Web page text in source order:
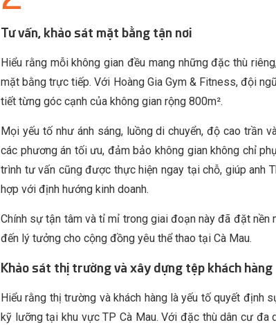
Tư vấn, khảo sát mặt bằng tận nơi
Hiểu rằng mỗi không gian đều mang những đặc thù
mặt bằng trực tiếp. Với Hoàng Gia Gym & Fitness, đội
tiết từng góc cạnh của không gian rộng 800m².
Mọi yếu tố như ánh sáng, luồng di chuyển, độ cao
các phương án tối ưu, đảm bảo không gian không chỉ
trình tư vấn cũng được thực hiện ngay tại chỗ, giúp anh
hợp với định hướng kinh doanh.
Chính sự tận tâm và tỉ mỉ trong giai đoạn này đã đặt
đến lý tưởng cho cộng đồng yêu thể thao tại Cà Mau.
Khảo sát thị trường và xây dựng tệp khách hàng
Hiểu rằng thị trường và khách hàng là yếu tố quyết định
kỹ lưỡng tại khu vực TP Cà Mau. Với đặc thù dân cư đa